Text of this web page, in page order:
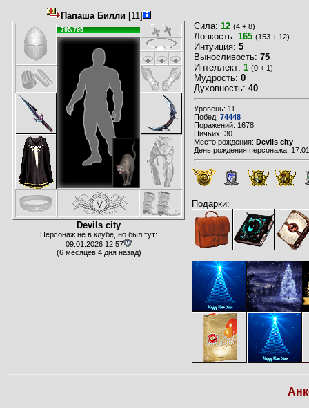
Папаша Билли [11]
795/795
Devils city
Персонаж не в клубе, но был тут:
09.01.2026 12:57
(6 месяцев 4 дня назад)
Сила: 12 (4 + 8)
Ловкость: 165 (153 + 12)
Интуиция: 5
Выносливость: 75
Интеллект: 1 (0 + 1)
Мудрость: 0
Духовность: 40
Уровень: 11
Побед: 74448
Поражений: 1678
Ничьих: 30
Место рождения: Devils city
День рождения персонажа:
Подарки: